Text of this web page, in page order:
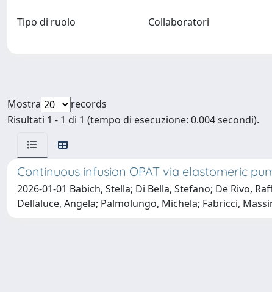
Tipo di ruolo Collaboratori
Mostra
records
Risultati 1 - 1 di 1 (tempo di esecuzione: 0.004 secondi).
Continuous infusion OPAT via elastomeric
2026-01-01 Babich, Stella; Di Bella, Stefano; De Rivo,
Dellaluce, Angela; Palmolungo, Michela; Fabricci,